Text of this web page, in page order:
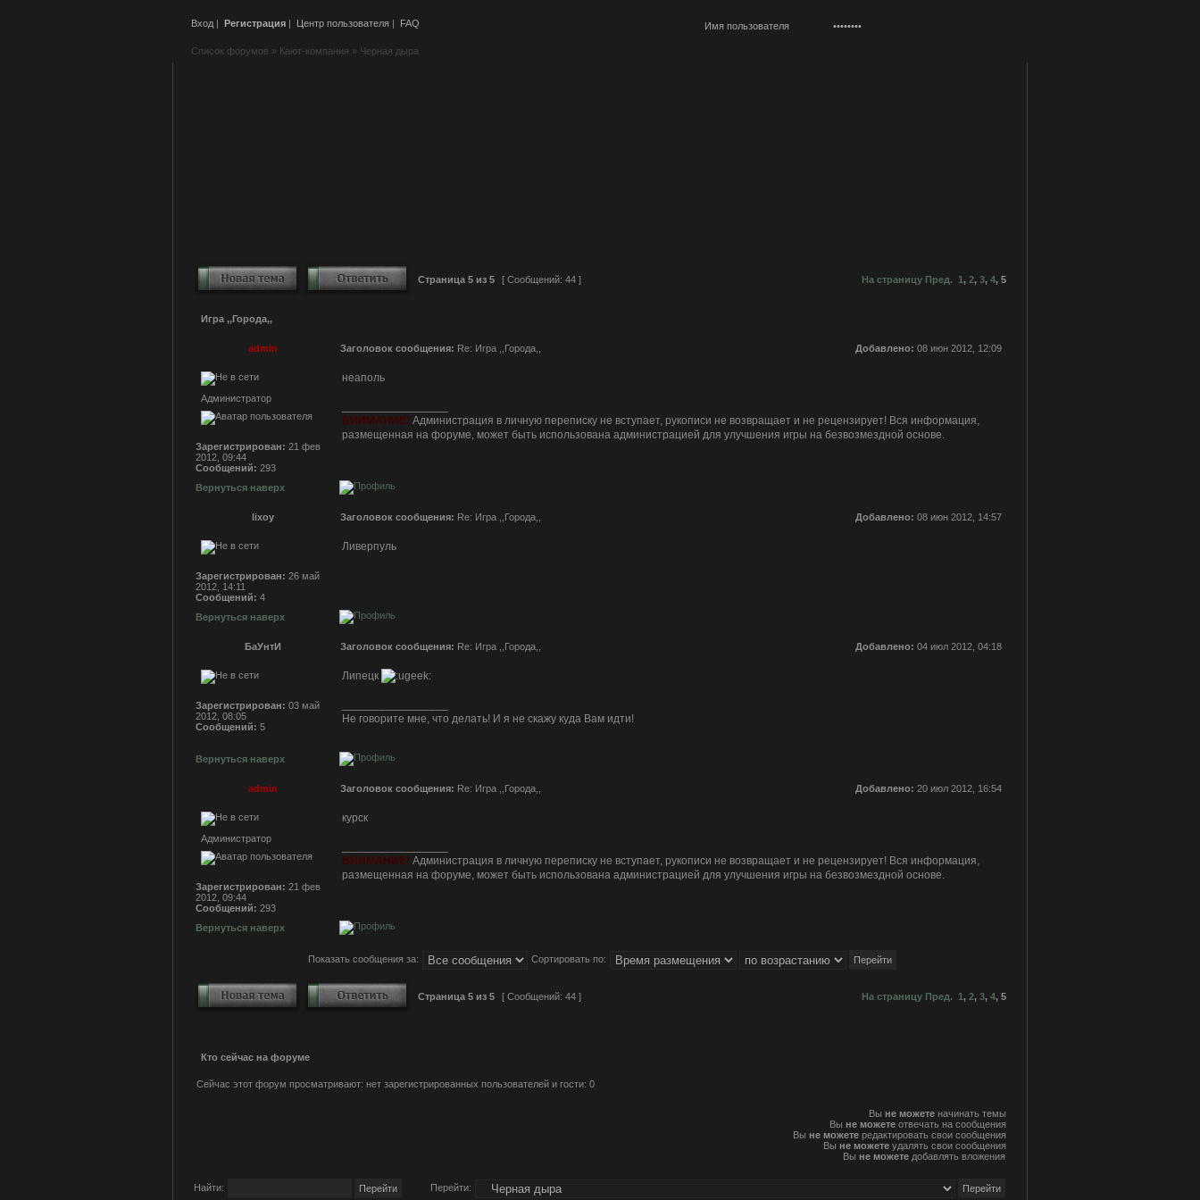
Вход | Регистрация | Центр пользователя | FAQ
Список форумов » Кают-компания » Черная дыра
Страница 5 из 5 [ Сообщений: 44 ] На страницу Пред. 1, 2, 3, 4, 5
Игра ,,Города,,
admin Заголовок сообщения: Re: Игра ,,Города,, Добавлено: 08 июн 2012, 12:09
Администратор
Зарегистрирован: 21 фев
2012, 09:44
Сообщений: 293
неаполь
ВНИМАНИЕ! Администрация в личную переписку не вступает, рукописи не возвращает и не рецензирует! Вся информация,
размещенная на форуме, может быть использована администрацией для улучшения игры на безвозмездной основе.
Вернуться наверх
lixoy Заголовок сообщения: Re: Игра ,,Города,, Добавлено: 08 июн 2012, 14:57
Зарегистрирован: 26 май
2012, 14:11
Сообщений: 4
Ливерпуль
Вернуться наверх
БаУнтИ Заголовок сообщения: Re: Игра ,,Города,, Добавлено: 04 июл 2012, 04:18
Зарегистрирован: 03 май
2012, 08:05
Сообщений: 5
Липецк
Не говорите мне, что делать! И я не скажу куда Вам идти!
Вернуться наверх
admin Заголовок сообщения: Re: Игра ,,Города,, Добавлено: 20 июл 2012, 16:54
Администратор
Зарегистрирован: 21 фев
2012, 09:44
Сообщений: 293
курск
ВНИМАНИЕ! Администрация в личную переписку не вступает, рукописи не возвращает и не рецензирует! Вся информация,
размещенная на форуме, может быть использована администрацией для улучшения игры на безвозмездной основе.
Вернуться наверх
Показать сообщения за: Сортировать по:
Страница 5 из 5 [ Сообщений: 44 ] На страницу Пред. 1, 2, 3, 4, 5
Кто сейчас на форуме
Сейчас этот форум просматривают: нет зарегистрированных пользователей и гости: 0
Вы не можете начинать темы
Вы не можете отвечать на сообщения
Вы не можете редактировать свои сообщения
Вы не можете удалять свои сообщения
Вы не можете добавлять вложения
Найти: Перейти: